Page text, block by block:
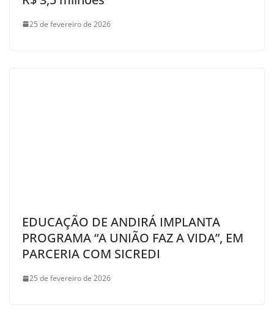
25 de fevereiro de 2026
EDUCAÇÃO DE ANDIRÁ IMPLANTA
PROGRAMA “A UNIÃO FAZ A VIDA”, EM
PARCERIA COM SICREDI
25 de fevereiro de 2026